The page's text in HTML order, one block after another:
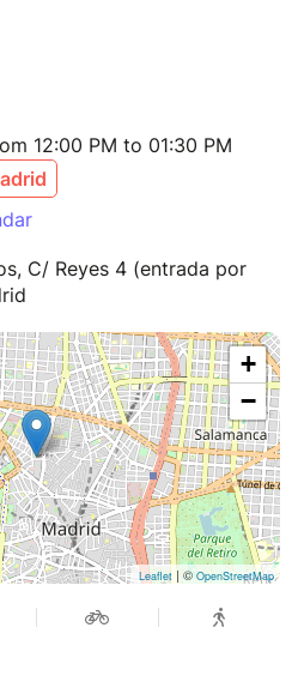
12:00 PM to 01:30 PM
C/ Reyes 4 (entrada por
+
−
Leaflet | ©OpenStreetMap